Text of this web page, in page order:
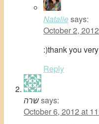
Nataliesays:
October 2,
:)thank you
Reply
שרהsays:
October 6, 2012 at